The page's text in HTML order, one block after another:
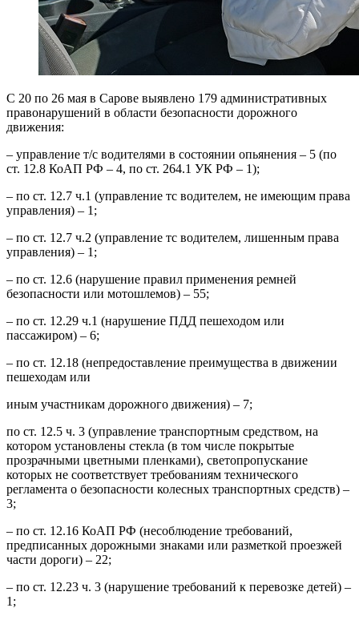
С 20 по 26 мая в Сарове выявлено 179 административных
правонарушений в области безопасности дорожного
движения:
– управление т/с водителями в состоянии опьянения – 5 (по
ст. 12.8 КоАП РФ – 4, по ст. 264.1 УК РФ – 1);
– по ст. 12.7 ч.1 (управление тс водителем, не имеющим права
управления) – 1;
– по ст. 12.7 ч.2 (управление тс водителем, лишенным права
управления) – 1;
– по ст. 12.6 (нарушение правил применения ремней
безопасности или мотошлемов) – 55;
– по ст. 12.29 ч.1 (нарушение ПДД пешеходом или
пассажиром) – 6;
– по ст. 12.18 (непредоставление преимущества в движении
пешеходам или
иным участникам дорожного движения) – 7;
по ст. 12.5 ч. 3 (управление транспортным средством, на
котором установлены стекла (в том числе покрытые
прозрачными цветными пленками), светопропускание
которых не соответствует требованиям технического
регламента о безопасности колесных транспортных средств) –
3;
– по ст. 12.16 КоАП РФ (несоблюдение требований,
предписанных дорожными знаками или разметкой проезжей
части дороги) – 22;
– по ст. 12.23 ч. 3 (нарушение требований к перевозке детей) –
1;